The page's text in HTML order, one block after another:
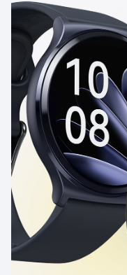
alta intensidad con un
optimizados. Vibrará
con alertas de
Detección de estrés
La detección de estrés
mejor el trabajo y el
entrenamiento de
la mente a tiempo y
Gestión
femenino
Obtenga
períodos fértiles y
preocupaciones.